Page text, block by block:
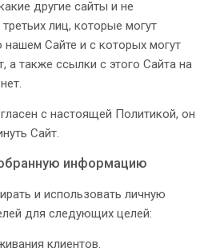
другие сайты и не
лиц, которые могут
Сайте и с которых могут
а также ссылки с этого Сайта на
с настоящей Политикой, он
Сайт.
информацию
и использовать личную
для следующих целей:
клиентов.